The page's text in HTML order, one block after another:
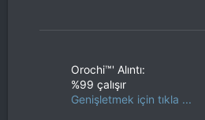
Orochi™' Alıntı:
%99 çalışır
Genişletmek için tıkla ...